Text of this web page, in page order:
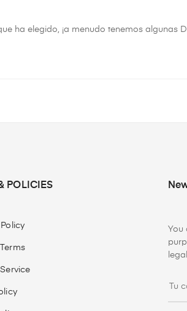
ha elegido, ¡a menudo tenemos algunas
POLICIES
Service
You